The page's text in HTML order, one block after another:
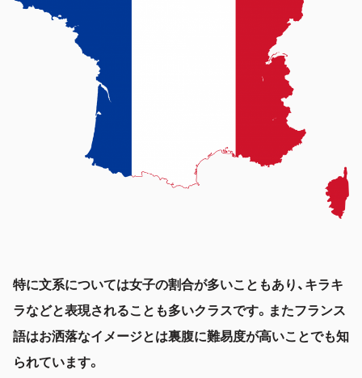
特に文系については女子の割合が多いこともあり、キラキ
ラなどと表現されることも多いクラスです。またフランス
語はお洒落なイメージとは裏腹に難易度が高いことでも知
られています。